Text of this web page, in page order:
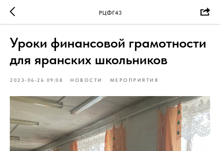
РЦФГ43
Уроки финансовой грамотности
для яранских школьников
2023-06-26 09:08 НОВОСТИ МЕРОПРИЯТИЯ